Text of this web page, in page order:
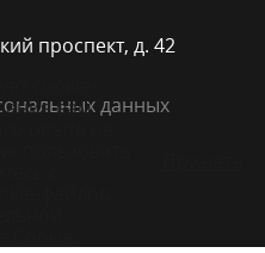
проспект, д. 42
данных
cookie-
вам
опыта на
с
файлов.